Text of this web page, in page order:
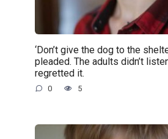
‘Don’t give the dog to the
pleaded. The adults didn’t
regretted it.
0 5